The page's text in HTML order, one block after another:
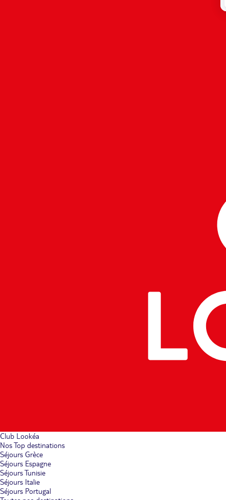
Club Lookéa
Nos Top destinations
Séjours Grèce
Séjours Espagne
Séjours Tunisie
Séjours Italie
Séjours Portugal